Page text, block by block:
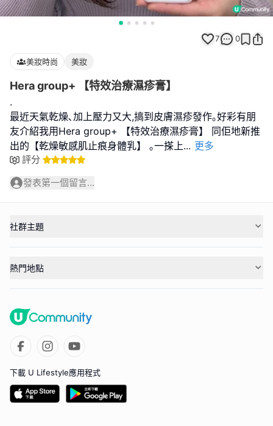
7 0
美妝時尚 美妝
Hera group+ 【特效治療濕疹膏】
.
最近天氣乾燥､加上壓力又大,搞到皮膚濕疹發作｡好彩有朋
友介紹我用Hera group+ 【特效治療濕疹膏】 同佢地新推
出的【乾燥敏感肌止痕身體乳】 ｡一搽上... 更多
評分
發表第一個留言...
社群主題
熱門地點
下載 U Lifestyle應用程式